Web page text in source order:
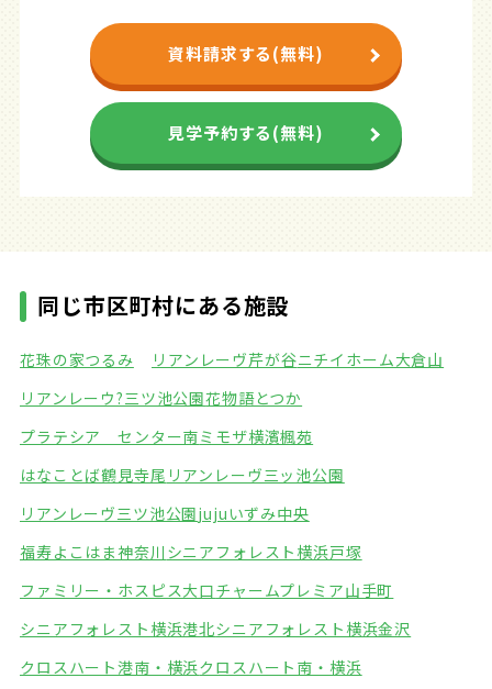
資料請求する(無料)
見学予約する(無料)
同じ市区町村にある施設
花珠の家つるみ リアンレーヴ芹が谷ニチイホーム大倉山
リアンレーウ?三ツ池公園花物語とつか
プラテシア センター南ミモザ横濱楓苑
はなことば鶴見寺尾 リアンレーヴ三ッ池公園
リアンレーヴ三ツ池公園jujuいずみ中央
福寿よこはま神奈川 シニアフォレスト横浜戸塚
ファミリー・ホスピス大口チャームプレミア山手町
シニアフォレスト横浜港北シニアフォレスト横浜金沢
クロスハート港南・横浜クロスハート南・横浜